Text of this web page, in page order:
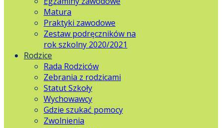
Matura
Praktyki zawodowe
Zestaw podręczników na
rok szkolny 2020/2021
Rodzice
Rada Rodziców
Zebrania z rodzicami
Statut Szkoły
Wychowawcy
Gdzie szukać pomocy
Zwolnienia